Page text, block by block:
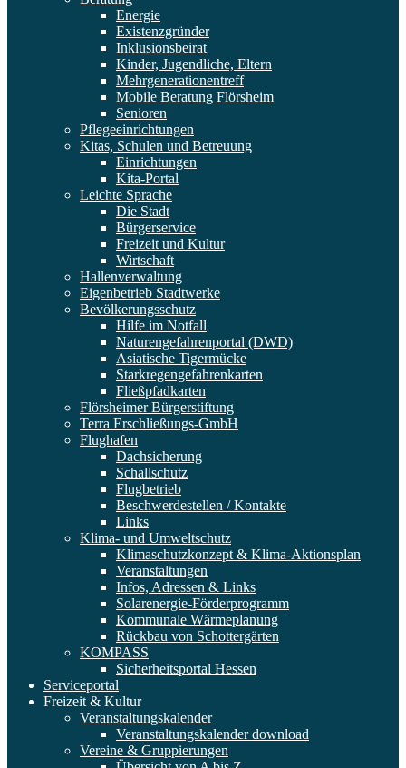
Energie
Existenzgründer
Inklusionsbeirat
Kinder, Jugendliche, Eltern
Mehrgenerationentreff
Mobile Beratung Flörsheim
Senioren
Pflegeeinrichtungen
Kitas, Schulen und Betreuung
Einrichtungen
Kita-Portal
Leichte Sprache
Die Stadt
Bürgerservice
Freizeit und Kultur
Wirtschaft
Hallenverwaltung
Eigenbetrieb Stadtwerke
Bevölkerungsschutz
Hilfe im Notfall
Naturengefahrenportal (DWD)
Asiatische Tigermücke
Starkregengefahrenkarten
Fließpfadkarten
Flörsheimer Bürgerstiftung
Terra Erschließungs-GmbH
Flughafen
Dachsicherung
Schallschutz
Flugbetrieb
Beschwerdestellen / Kontakte
Links
Klima- und Umweltschutz
Klimaschutzkonzept & Klima-Aktionsplan
Veranstaltungen
Infos, Adressen & Links
Solarenergie-Förderprogramm
Kommunale Wärmeplanung
Rückbau von Schottergärten
KOMPASS
Sicherheitsportal Hessen
Serviceportal
Freizeit & Kultur
Veranstaltungskalender
Veranstaltungskalender download
Vereine & Gruppierungen